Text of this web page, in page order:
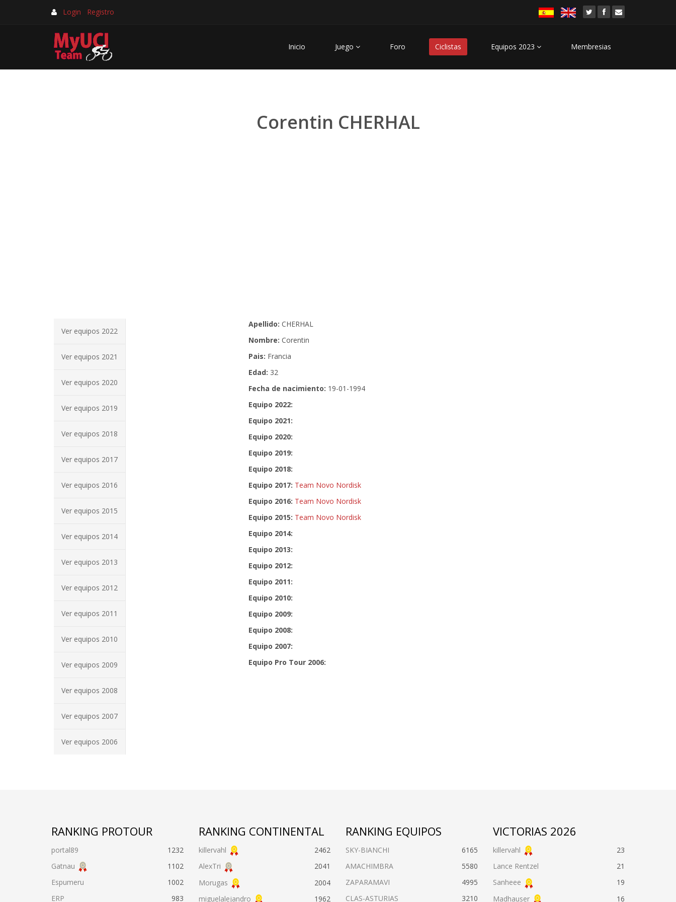
Login Registro
Inicio Juego Foro Ciclistas Equipos 2023 Membresias
Corentin CHERHAL
Ver equipos 2022
Ver equipos 2021
Ver equipos 2020
Ver equipos 2019
Ver equipos 2018
Ver equipos 2017
Ver equipos 2016
Ver equipos 2015
Ver equipos 2014
Ver equipos 2013
Ver equipos 2012
Ver equipos 2011
Ver equipos 2010
Ver equipos 2009
Ver equipos 2008
Ver equipos 2007
Ver equipos 2006
Apellido: CHERHAL
Nombre: Corentin
Pais: Francia
Edad: 32
Fecha de nacimiento: 19-01-1994
Equipo 2022:
Equipo 2021:
Equipo 2020:
Equipo 2019:
Equipo 2018:
Equipo 2017: Team Novo Nordisk
Equipo 2016: Team Novo Nordisk
Equipo 2015: Team Novo Nordisk
Equipo 2014:
Equipo 2013:
Equipo 2012:
Equipo 2011:
Equipo 2010:
Equipo 2009:
Equipo 2008:
Equipo 2007:
Equipo Pro Tour 2006:
RANKING PROTOUR
portal89
1232
Gatnau
1102
Espumeru
1002
ERP
983
RANKING CONTINENTAL
killervahl
2462
AlexTri
2041
Morugas
2004
miguelalejandro
1962
RANKING EQUIPOS
SKY-BIANCHI
6165
AMACHIMBRA
5580
ZAPARAMAVI
4995
CLAS-ASTURIAS
3210
VICTORIAS 2026
killervahl
23
Lance Rentzel
21
Sanheee
19
Madhauser
16